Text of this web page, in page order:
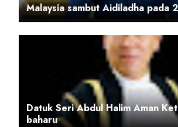
Malaysia sambut Aidiladha pada
Datuk Seri Abdul Halim Aman
baharu